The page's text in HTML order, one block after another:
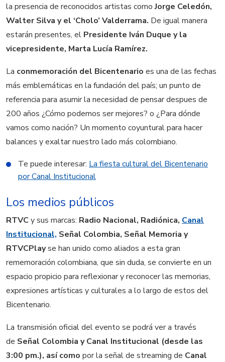
la presencia de reconocidos artistas comoJorge Celedón,
Walter Silva y el ‘Cholo’ Valderrama. De igual manera
estarán presentes, el Presidente Iván Duque y la
vicepresidente, Marta Lucía Ramírez.
La conmemoración del Bicentenario es una de las fechas
más emblemáticas en la fundación del país; un punto de
referencia para asumir la necesidad de pensar despues de
200 años ¿Cómo podemos ser mejores? o ¿Para dónde
vamos como nación? Un momento coyuntural para hacer
balances y exaltar nuestro lado más colombiano.
Te puede interesar: La fiesta cultural del Bicentenario
por Canal Institucional
Los medios públicos
RTVC y sus marcas: Radio Nacional, Radiónica, Canal
Institucional, Señal Colombia, Señal Memoria y
RTVCPlayse han unido como aliados a esta gran
rememoración colombiana, que sin duda, se convierte en un
espacio propicio para reflexionar y reconocer las memorias,
expresiones artísticas y culturales a lo largo de estos del
Bicentenario.
La transmisión oficial del evento se podrá ver a través
de Señal Colombia y Canal Institucional (desde las
3:00 pm.), así como por la señal de streaming de Canal